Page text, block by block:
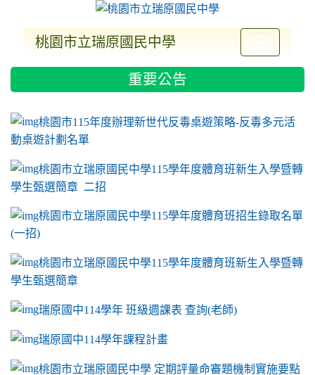
桃園市立瑞原國民中學
重要公告
link to https://sites.google.com/a/m2.ryjh.tyc.edu.tw/ryjh011/
桃園市115年度辦理新世代反毒桌遊策略-反毒多元活
動桌遊計劃名單
桃園市立瑞原國民中學115學年度體育班新生入學暨轉
學生甄選簡章 二招
桃園市立瑞原國民中學115學年度體育班招生錄取名單
(一招)
桃園市立瑞原國民中學115學年度體育班新生入學暨轉
學生甄選簡章
瑞原國中114學年 班級週課表 查詢(老師)
瑞原國中114學年課程計畫
link to https://sites.google.com/a/m2.ryjh.tyc.edu.tw/ryjh011/
桃園市立瑞原國民中學 定期評量命審題機制實施要點